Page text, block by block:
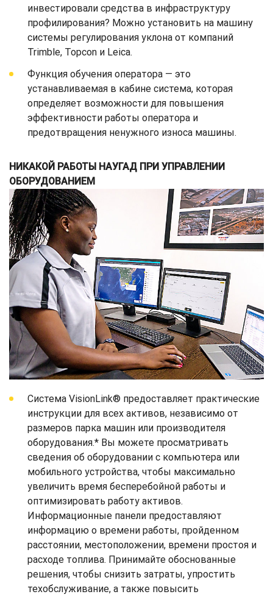
инвестировали средства в инфраструктуру
профилирования? Можно установить на машину
системы регулирования уклона от компаний
Trimble, Topcon и Leica.
Функция обучения оператора — это
устанавливаемая в кабине система, которая
определяет возможности для повышения
эффективности работы оператора и
предотвращения ненужного износа машины.
НИКАКОЙ РАБОТЫ НАУГАД ПРИ УПРАВЛЕНИИ
ОБОРУДОВАНИЕМ
Система VisionLink® предоставляет практические
инструкции для всех активов, независимо от
размеров парка машин или производителя
оборудования.* Вы можете просматривать
сведения об оборудовании с компьютера или
мобильного устройства, чтобы максимально
увеличить время бесперебойной работы и
оптимизировать работу активов.
Информационные панели предоставляют
информацию о времени работы, пройденном
расстоянии, местоположении, времени простоя и
расходе топлива. Принимайте обоснованные
решения, чтобы снизить затраты, упростить
техобслуживание, а также повысить